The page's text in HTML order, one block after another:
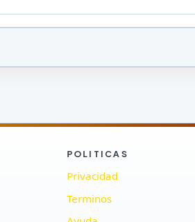
POLITICAS
Privacidad
Terminos